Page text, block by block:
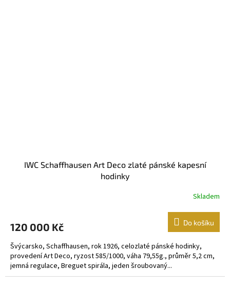
IWC Schaffhausen Art Deco zlaté pánské kapesní
hodinky
Skladem
120 000 Kč Do košíku
Švýcarsko, Schaffhausen, rok 1926, celozlaté pánské hodinky,
provedení Art Deco, ryzost 585/1000, váha 79,55g., průměr 5,2 cm,
jemná regulace, Breguet spirála, jeden šroubovaný...